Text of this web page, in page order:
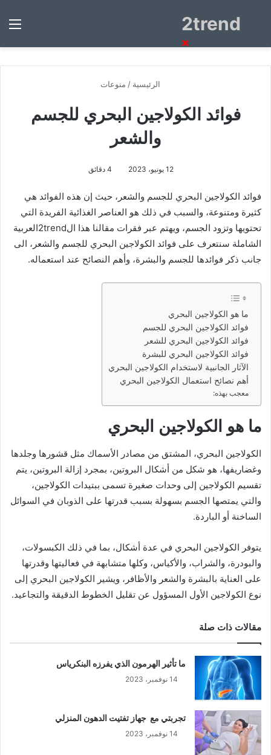
2trendبحث
الرئيسية / منوعات
فوائد الكولاجين البحري للجسم
والشعر
12 يونيو، 2023
فوائد الكولاجين البحري للجسم والشعر، حيث إن هذه الفوائد هي
كثيرة ومتنوعة، والسبب في ذلك هو العناصر الغذائية الفريدة التي
تحتويها وتزود الجسم، ويهتم عبر فقرات مقالنا هذا ال2trendالعربية
الشاملة سنتعرف على فوائد الكولاجين البحري للجسم والشعر، الى
جانب ذكر فوائدها للجسم والبشرة، وأهم النصائح عند استعماله.
ما هو الكولاجين البحري
فوائد الكولاجين البحري للجسم
فوائد الكولاجين البحري للشعر
فوائد الكولاجين البحري للبشرة
الآثار الجانبية لاستخدام الكولاجين البحري
أهم نصائح استعمال الكولاجين البحري
معجب بهذه:
ما هو الكولاجين البحري
الكولاجين البحري، المشتق من مصادر الأسماك مثل قشورها وجلدها
وغضاريفها، هو شكل من أشكال البروتين، بمجرد إزالة البروتين، يتم
تقسيم الكولاجين إلى وحدات صغيرة تسمى ببتيدات الكولاجين،
والتي يمتصها الجسم بسهولة بسبب قدرتها على الذوبان في السوائل
الساخنة أو الباردة.
يتوفر الكولاجين البحري في عدة أشكال، بما في ذلك الكبسولات،
والبودرة، والشراب، والأكياس، وكلها متشابهة في فعاليتها وقدرتها
على العناية بالبشرة والشعر والأظافر، ويشير الكولاجين البحري إلى
نوع الكولاجين الأول المسؤول عن تقليل الخطوط الدقيقة والتجاعيد.
مقالات ذات صلة
ما تأثير الهرمون الذي يفرزه البنكرياس
14 نوفمبر، 2023
تجربتي مع جهاز تفتيت الدهون المنزلي
14 نوفمبر، 2023
×